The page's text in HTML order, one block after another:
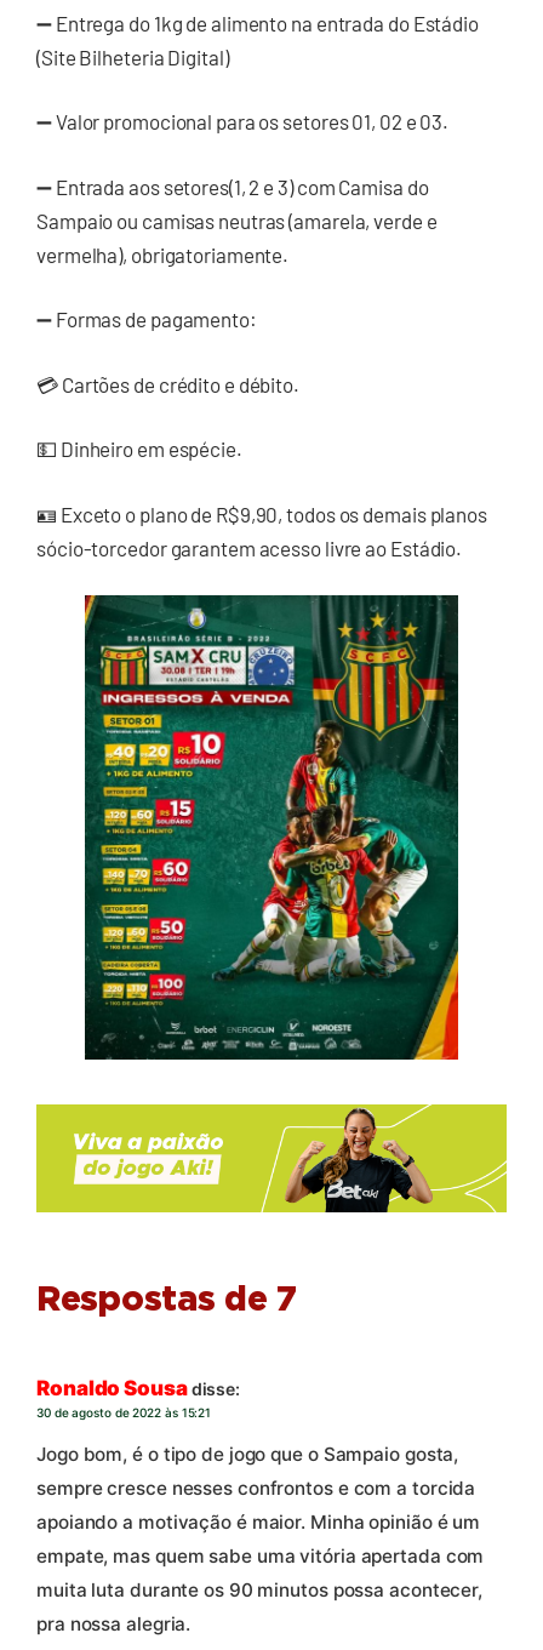
➖ Entrega do 1kg de alimento na entrada do Estádio
(Site Bilheteria Digital)
➖ Valor promocional para os setores 01, 02 e 03.
➖ Entrada aos setores(1, 2 e 3) com Camisa do
Sampaio ou camisas neutras (amarela, verde e
vermelha), obrigatoriamente.
➖ Formas de pagamento:
💳 Cartões de crédito e débito.
💵 Dinheiro em espécie.
🪪 Exceto o plano de R$9,90, todos os demais planos
sócio-torcedor garantem acesso livre ao Estádio.
Respostas de 7
Ronaldo Sousadisse:
30 de agosto de 2022 às 15:21
Jogo bom, é o tipo de jogo que o Sampaio gosta,
sempre cresce nesses confrontos e com a torcida
apoiando a motivação é maior. Minha opinião é um
empate, mas quem sabe uma vitória apertada com
muita luta durante os 90 minutos possa acontecer,
pra nossa alegria.